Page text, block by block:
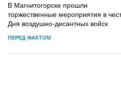
В Магнитогорске прошли
торжественные мероприятия в
Дня воздушно-десантных войск
ПЕРЕД ФАКТОМ